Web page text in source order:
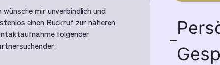
wünsche mir unverbindlich und
einen Rückruf zur näheren
folgender